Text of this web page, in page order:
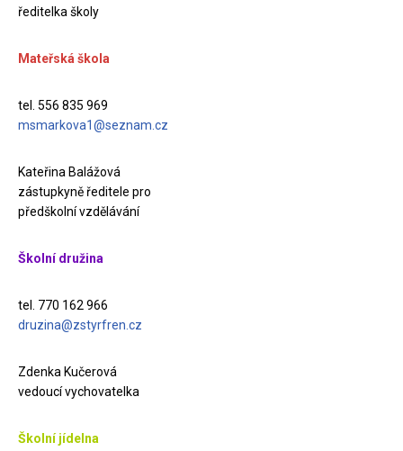
ředitelka školy
Mateřská škola
tel. 556 835 969
msmarkova1@seznam.cz
Kateřina Balážová
zástupkyně ředitele pro
předškolní vzdělávání
Školní družina
tel. 770 162 966
druzina@zstyrfren.cz
Zdenka Kučerová
vedoucí vychovatelka
Školní jídelna